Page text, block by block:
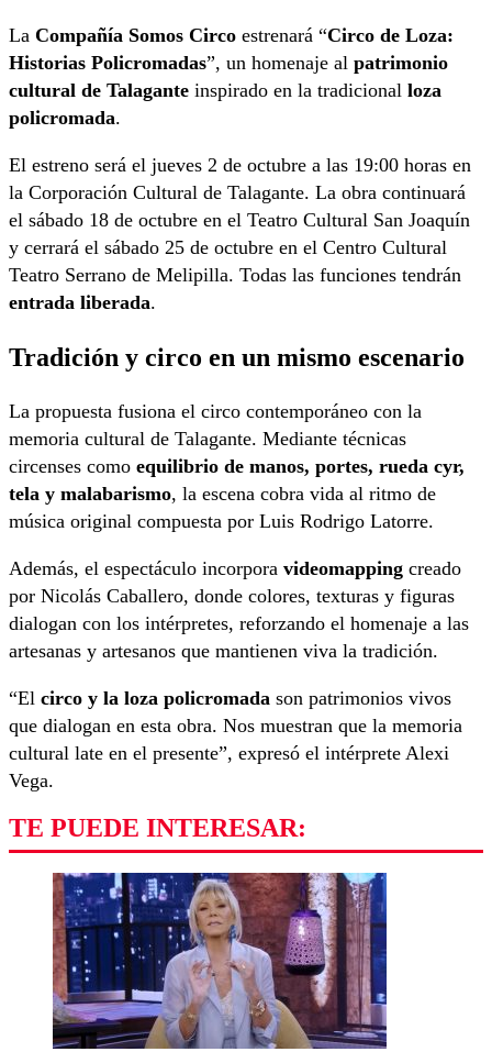
La Compañía Somos Circo estrenará “Circo de Loza:
Historias Policromadas”, un homenaje al patrimonio
cultural de Talagante inspirado en la tradicional loza
policromada.
El estreno será el jueves 2 de octubre a las 19:00 horas en
la Corporación Cultural de Talagante. La obra continuará
el sábado 18 de octubre en el Teatro Cultural San Joaquín
y cerrará el sábado 25 de octubre en el Centro Cultural
Teatro Serrano de Melipilla. Todas las funciones tendrán
entrada liberada.
Tradición y circo en un mismo escenario
La propuesta fusiona el circo contemporáneo con la
memoria cultural de Talagante. Mediante técnicas
circenses como equilibrio de manos, portes, rueda cyr,
tela y malabarismo, la escena cobra vida al ritmo de
música original compuesta por Luis Rodrigo Latorre.
Además, el espectáculo incorpora videomapping creado
por Nicolás Caballero, donde colores, texturas y figuras
dialogan con los intérpretes, reforzando el homenaje a las
artesanas y artesanos que mantienen viva la tradición.
“El circo y la loza policromada son patrimonios vivos
que dialogan en esta obra. Nos muestran que la memoria
cultural late en el presente”, expresó el intérprete Alexi
Vega.
TE PUEDE INTERESAR: